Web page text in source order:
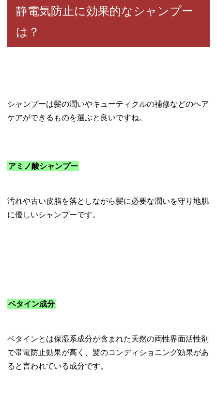
静電気防止に効果的なシャンプー
は？
シャンプーは髪の潤いやキューティクルの補修などのヘア
ケアができるものを選ぶと良いですね。
アミノ酸シャンプー
汚れや古い皮脂を落としながら髪に必要な潤いを守り地肌
に優しいシャンプーです。
ベタイン成分
ベタインとは保湿系成分が含まれた天然の両性界面活性剤
で帯電防止効果が高く、髪のコンディショニング効果があ
ると言われている成分です。